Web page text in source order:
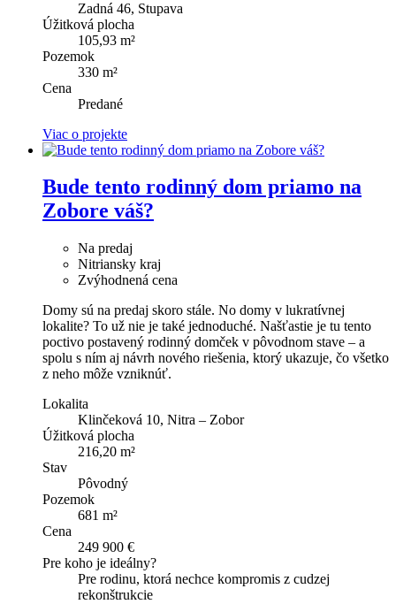
Zadná 46, Stupava
Úžitková plocha
105,93 m²
Pozemok
330 m²
Cena
Predané
Viac o projekte
Bude tento rodinný dom priamo na
Zobore váš?
Na predaj
Nitriansky kraj
Zvýhodnená cena
Domy sú na predaj skoro stále. No domy v lukratívnej
lokalite? To už nie je také jednoduché. Našťastie je tu tento
poctivo postavený rodinný domček v pôvodnom stave – a
spolu s ním aj návrh nového riešenia, ktorý ukazuje, čo všetko
z neho môže vzniknúť.
Lokalita
Klinčeková 10, Nitra – Zobor
Úžitková plocha
216,20 m²
Stav
Pôvodný
Pozemok
681 m²
Cena
249 900 €
Pre koho je ideálny?
Pre rodinu, ktorá nechce kompromis z cudzej
rekonštrukcie